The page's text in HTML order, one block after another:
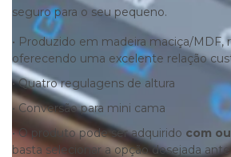
seguro para o seu pequeno.
• Produzido em madeira maciça/MDF,
oferecendo uma excelente relação
• Quatro regulagens de altura
​• ​Conversão para mini cama
​• O produto pode ser adquirido com
basta selecionar a opção desejada